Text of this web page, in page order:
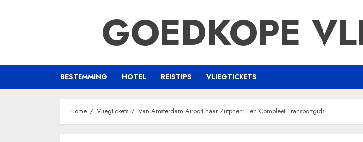
GOEDKOPE
BESTEMMING HOTEL REISTIPS VLIEGTICKETS
Home Vliegtickets Van Amsterdam Airport naar Zutphen: Een Compleet Transportgids